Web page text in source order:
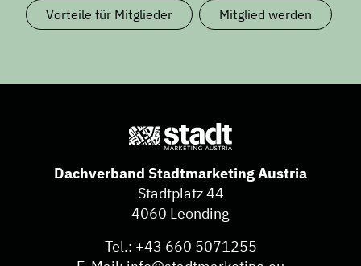
Vorteile für Mitglieder Mitglied werden
Dachverband Stadtmarketing Austria
Stadtplatz 44
4060 Leonding
Tel.: +43 660 5071255